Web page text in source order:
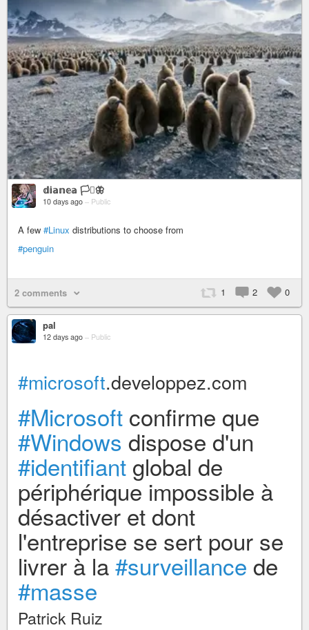
𝕕𝕚𝕒𝕟𝕖𝕒 🏳️‍⚧️🦋
10 days ago – Public
A few #Linux distributions to choose from
#penguin
1 2 0
2 comments
pal
12 days ago – Public
#microsoft.developpez.com
#Microsoft confirme que
#Windows dispose d'un
#identifiant global de
périphérique impossible à
désactiver et dont
l'entreprise se sert pour se
livrer à la#surveillance de
#masse
Patrick Ruiz